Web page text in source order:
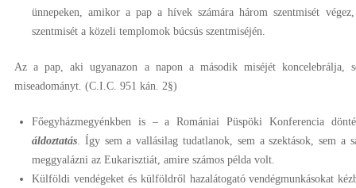
ünnepeken, amikor a pap a hívek számára három szentmisét
szentmisét a közeli templomok búcsús szentmiséjén.
Az a pap, aki ugyanazon a napon a második miséjét koncelebrálja,
miseadományt. (C.I.C. 951 kán. 2§)
Főegyházmegyénkben is – a Romániai Püspöki Konferencia
áldoztatás. Így sem a vallásilag tudatlanok, sem a szektások, sem a
meggyalázni az Eukarisztiát, amire számos példa volt.
Külföldi vendégeket és külföldről hazalátogató vendégmunkásokat